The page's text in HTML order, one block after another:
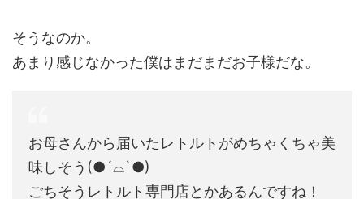
そうなのか。
あまり感じなかった僕はまだまだお子様だな。
お母さんから届いたレトルトがめちゃくちゃ美
味しそう(●´⌓`●)
ごちそうレトルト専門店とかあるんですね！